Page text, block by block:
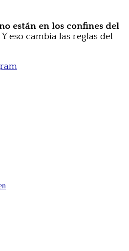
están en los confines del
Y eso cambia las reglas del